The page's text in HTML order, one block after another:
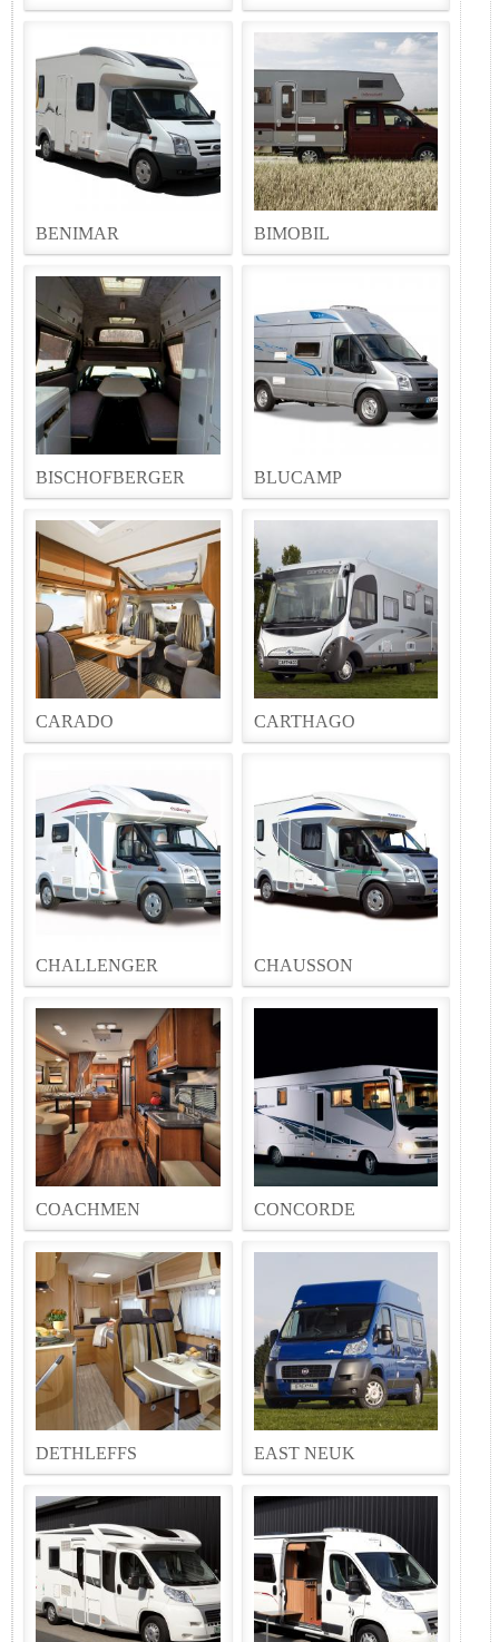
BENIMAR BIMOBIL
BISCHOFBERGER BLUCAMP
CARADO CARTHAGO
CHALLENGER CHAUSSON
COACHMEN CONCORDE
DETHLEFFS EAST NEUK